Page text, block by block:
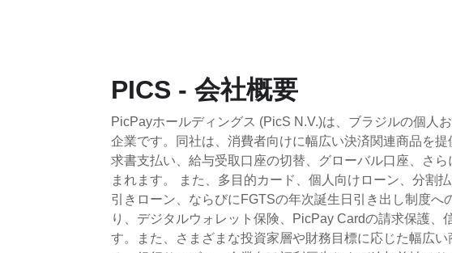
PICS - 会社概要
PicPayホールディングス (PicS N.V.)は、ブラジルの個人
企業です。同社は、消費者向けに幅広い決済関連商品を
求書支払い、給与受取口座の切替、グローバル口座、さ
まれます。 また、多目的カード、個人向けローン、分割
引きローン、ならびにFGTSの年次誕生日引き出し制度
り、デジタルウォレット保険、PicPay Cardの請求保護
す。また、さまざまな投資家層や財務目標に応じた幅広